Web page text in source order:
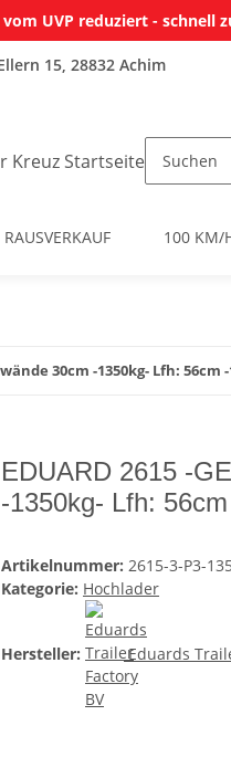
UVP reduziert - schnell
15, 28832 Achim
RAUSVERKAUF 100 KM/
30cm -1350kg- Lfh: 56cm -
EDUARD 2615 -
-1350kg- Lfh:
Artikelnummer: 2615-3-P3-
Kategorie: Hochlader
Hersteller: Eduards